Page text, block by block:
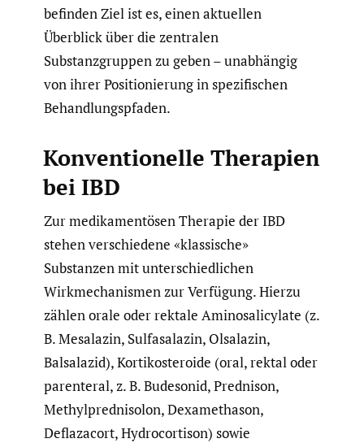
befinden Ziel ist es, einen aktuellen
Überblick über die zentralen
Substanzgruppen zu geben – unabhängig
von ihrer Positionierung in spezifischen
Behandlungspfaden.
Konventionelle Therapien
bei IBD
Zur medikamentösen Therapie der IBD
stehen verschiedene «klassische»
Substanzen mit unterschiedlichen
Wirkmechanismen zur Verfügung. Hierzu
zählen orale oder rektale Aminosalicylate (z.
B. Mesalazin, Sulfasalazin, Olsalazin,
Balsalazid), Kortikosteroide (oral, rektal oder
parenteral, z. B. Budesonid, Prednison,
Methylprednisolon, Dexamethason,
Deflazacort, Hydrocortison) sowie